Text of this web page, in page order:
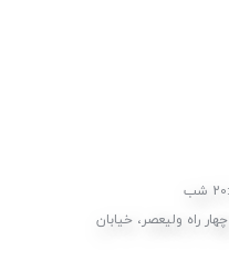
راه ولیعصر، خیابان